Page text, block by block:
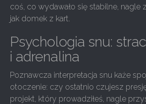
coś, co wydawało się stabilne, nagle
jak domek z kart.
Psychologia snu:
i adrenalina
Poznawcza interpretacja snu każe
otoczenie: czy ostatnio czujesz
projekt, który prowadziłeś, nagle